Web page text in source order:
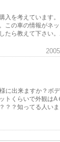
入を考えています
この車の情報がネ
たら教えて下さい
出来ますか？ボ
トくらいで外観は
？？知ってる人い